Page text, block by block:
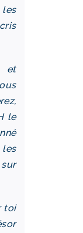
et
le
toi